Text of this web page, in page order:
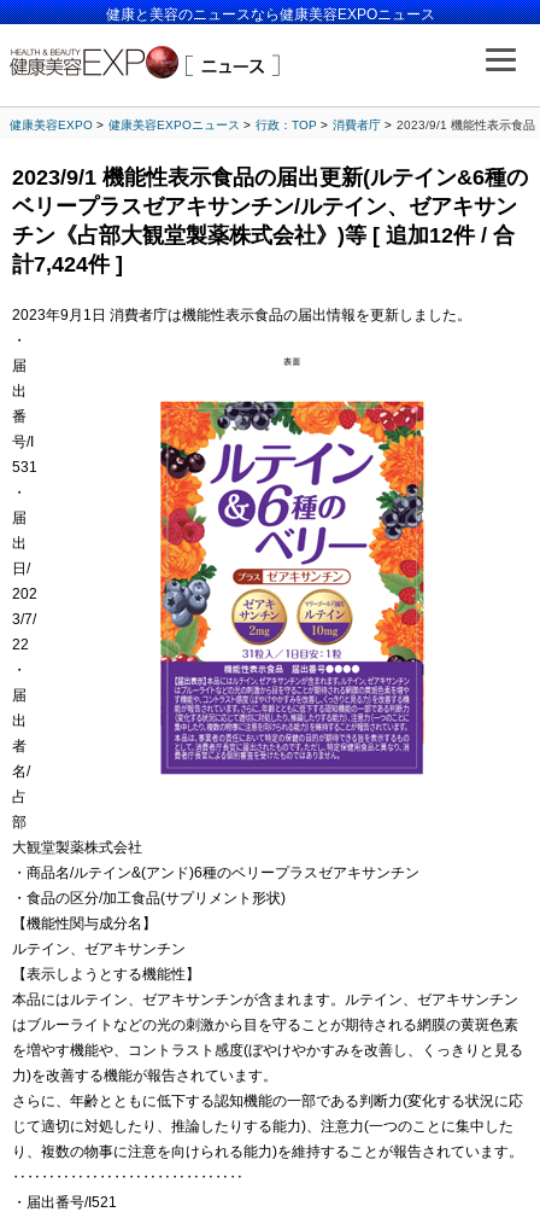
健康と美容のニュースなら健康美容EXPOニュース
健康美容EXPO 健康美容EXPOニュース 行政：TOP 消費者庁 2023/9/1 機能性表示食品
2023/9/1 機能性表示食品の届出更新(ルテイン&6種の
ベリープラスゼアキサンチン/ルテイン、ゼアキサン
チン《占部大観堂製薬株式会社》)等 [ 追加12件 / 合
計7,424件 ]
2023年9月1日 消費者庁は機能性表示食品の届出情報を更新しました。
・
届
出
番
号/I
531
・
届
出
日/
202
3/7/
22
・
届
出
者
名/
占
部
大観堂製薬株式会社
・商品名/ルテイン&(アンド)6種のベリープラスゼアキサンチン
・食品の区分/加工食品(サプリメント形状)
【機能性関与成分名】
ルテイン、ゼアキサンチン
【表示しようとする機能性】
本品にはルテイン、ゼアキサンチンが含まれます。ルテイン、ゼアキサンチン
はブルーライトなどの光の刺激から目を守ることが期待される網膜の黄斑色素
を増やす機能や、コントラスト感度(ぼやけやかすみを改善し、くっきりと見る
力)を改善する機能が報告されています。
さらに、年齢とともに低下する認知機能の一部である判断力(変化する状況に応
じて適切に対処したり、推論したりする能力)、注意力(一つのことに集中した
り、複数の物事に注意を向けられる能力)を維持することが報告されています。
‥‥‥‥‥‥‥‥‥‥‥‥‥‥‥‥
・届出番号/I521